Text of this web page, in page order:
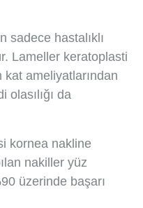
sadece hastalıklı
Lameller keratoplasti
ameliyatlarından
olasılığı da
kornea nakline
nakiller yüz
üzerinde başarı